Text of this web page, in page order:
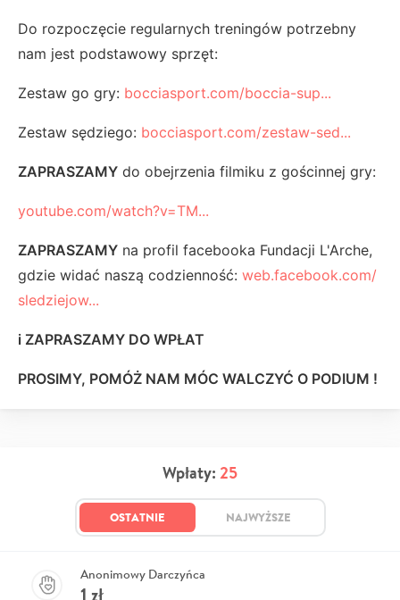
Do rozpoczęcie regularnych treningów potrzebny
nam jest podstawowy sprzęt:
Zestaw go gry: bocciasport.com/boccia-sup...
Zestaw sędziego: bocciasport.com/zestaw-sed...
ZAPRASZAMY do obejrzenia filmiku z gościnnej gry:
youtube.com/watch?v=TM...
ZAPRASZAMY na profil facebooka Fundacji L'Arche,
gdzie widać naszą codzienność: web.facebook.com/
sledziejow...
i ZAPRASZAMY DO WPŁAT
PROSIMY, POMÓŻ NAM MÓC WALCZYĆ O PODIUM !
Wpłaty: 25
OSTATNIE NAJWYŻSZE
Anonimowy Darczyńca